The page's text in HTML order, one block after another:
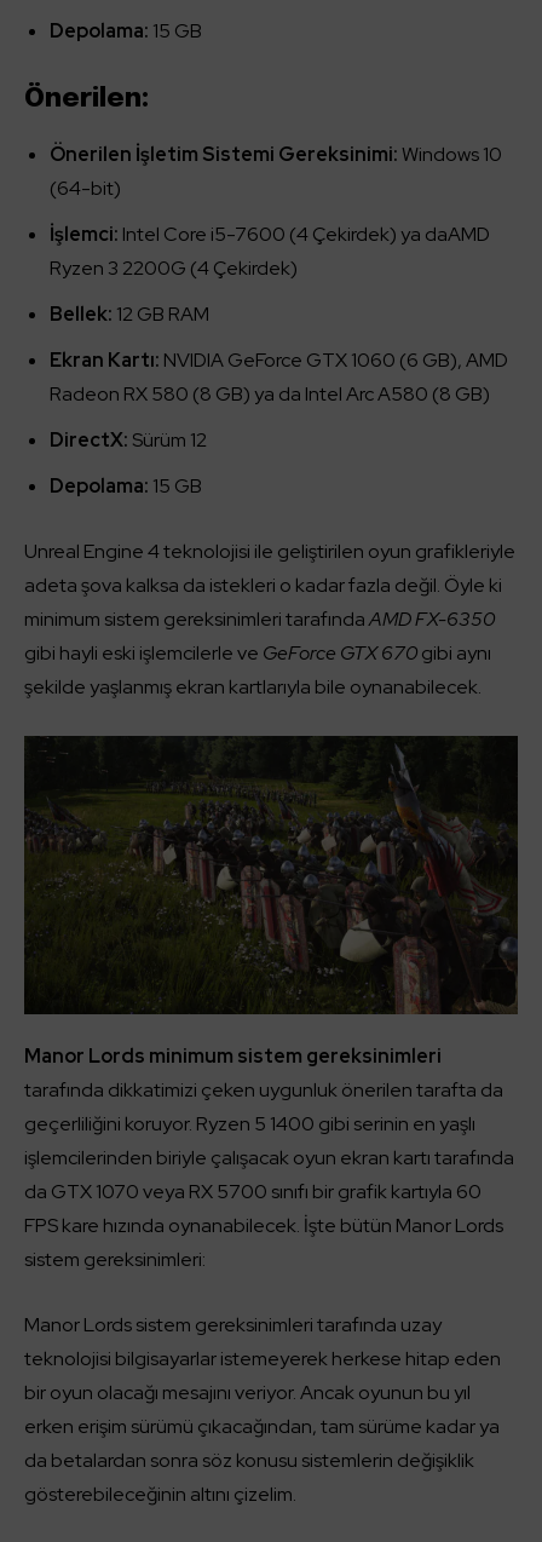
Depolama: 15 GB
Önerilen:
Önerilen İşletim Sistemi Gereksinimi:Windows 10
(64-bit)
İşlemci: Intel Core i5-7600 (4 Çekirdek) ya daAMD
Ryzen 3 2200G (4 Çekirdek)
Bellek: 12 GB RAM
Ekran Kartı: NVIDIA GeForce GTX 1060 (6 GB), AMD
Radeon RX 580 (8 GB) ya da Intel Arc A580 (8 GB)
DirectX: Sürüm 12
Depolama: 15 GB
Unreal Engine 4 teknolojisi ile geliştirilen oyun grafikleriyle
adeta şova kalksa da istekleri o kadar fazla değil. Öyle ki
minimum sistem gereksinimleri tarafındaAMD FX-6350
gibi hayli eski işlemcilerle ve GeForce GTX 670gibi aynı
şekilde yaşlanmış ekran kartlarıyla bile oynanabilecek.
Manor Lords minimum sistem gereksinimleri
tarafında dikkatimizi çeken uygunluk önerilen tarafta da
geçerliliğini koruyor. Ryzen 5 1400 gibi serinin en yaşlı
işlemcilerinden biriyle çalışacak oyun ekran kartı tarafında
da GTX 1070 veya RX 5700 sınıfı bir grafik kartıyla 60
FPS kare hızında oynanabilecek. İşte bütün Manor Lords
sistem gereksinimleri:
Manor Lords sistem gereksinimleri tarafında uzay
teknolojisi bilgisayarlar istemeyerek herkese hitap eden
bir oyun olacağı mesajını veriyor. Ancak oyunun bu yıl
erken erişim sürümü çıkacağından, tam sürüme kadar ya
da betalardan sonra söz konusu sistemlerin değişiklik
gösterebileceğinin altını çizelim.